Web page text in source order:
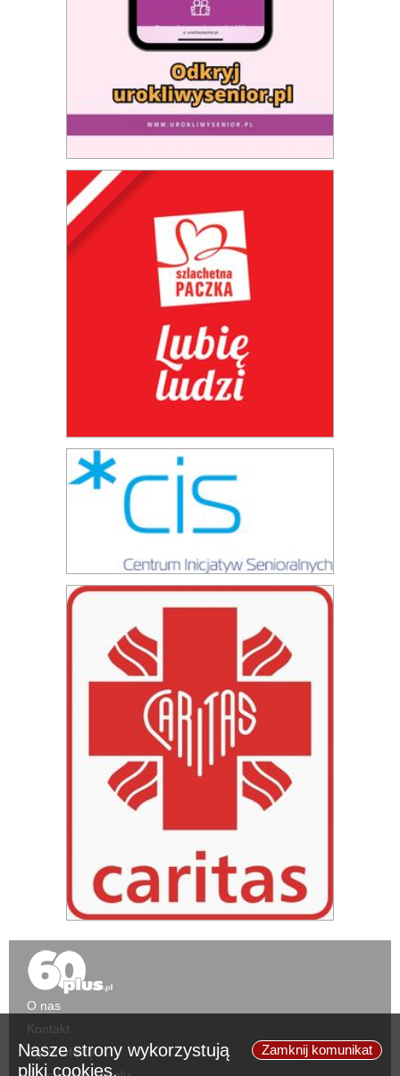
Zamknij komunikat
Nasze strony wykorzystują
pliki cookies.
O nas
Kontakt
Zgłoś ofertę